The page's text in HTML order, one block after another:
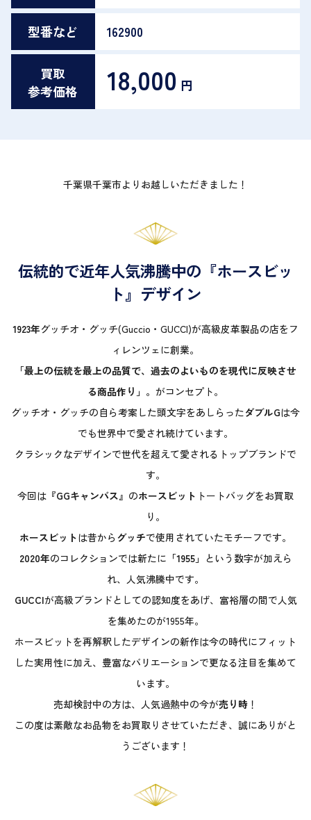
型番など 162900
買取
参考価格
18,000 円
千葉県千葉市よりお越しいただきました！
伝統的で近年人気沸騰中の『ホースビッ
ト』デザイン
1923年グッチオ・グッチ(Guccio・GUCCI)が高級皮革製品の店をフ
ィレンツェに創業。
「最上の伝統を最上の品質で、過去のよいものを現代に反映させ
る商品作り」。 がコンセプト。
グッチオ・グッチの自ら考案した頭文字をあしらったダブルGは今
でも世界中で愛され続けています。
クラシックなデザインで世代を超えて愛されるトップブランドで
す。
今回は 『GGキャンバス』 のホースビット トートバッグをお買取
り。
ホースビットは昔から グッチで使用されていたモチーフです。
2020年のコレクションでは新たに 「1955」 という数字が加えら
れ、人気沸騰中です。
GUCCIが高級ブランドとしての認知度をあげ、富裕層の間で人気
を集めたのが1955年。
ホースビットを再解釈したデザインの新作は今の時代にフィット
した実用性に加え、豊富なバリエーションで更なる注目を集めて
います。
売却検討中の方は、人気過熱中の今が売り時 ！
この度は素敵なお品物をお買取りさせていただき、誠にありがと
うございます！